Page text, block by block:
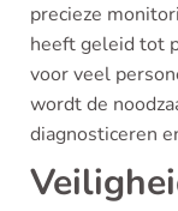
precieze
heeft geleid tot
voor veel
wordt de
diagnosticeren